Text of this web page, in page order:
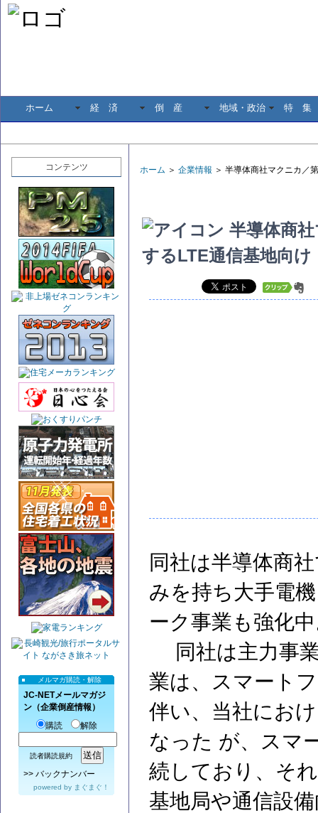
ホーム 経 済 倒 産 地域・政治 特 集
コンテンツ
メルマガ購読・解除
JC-NETメールマガジ
ン（企業倒産情報）
購読
解除
読者購読規約
>> バックナンバー
powered by まぐまぐ！
ホーム ＞ 企業情報 ＞ 半導体商社マクニカ／
半導体商
するLTE通信基地向け
同社は半導体商
みを持ち大手電
ーク事業も強化
同社は主力事
業は、スマート
伴い、当社にお
なった が、スマ
続しており、そ
基地局や通信設